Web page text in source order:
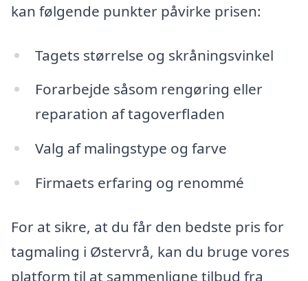
kan følgende punkter påvirke prisen:
Tagets størrelse og skråningsvinkel
Forarbejde såsom rengøring eller
reparation af tagoverfladen
Valg af malingstype og farve
Firmaets erfaring og renommé
For at sikre, at du får den bedste pris for
tagmaling i Østervrå, kan du bruge vores
platform til at sammenligne tilbud fra